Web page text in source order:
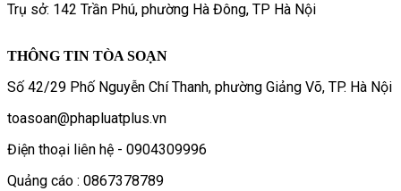
Trụ sở: 142 Trần Phú, phường Hà Đông, TP Hà Nội
THÔNG TIN TÒA SOẠN
Số 42/29 Phố Nguyễn Chí Thanh, phường Giảng Võ, TP. Hà Nội
toasoan@phapluatplus.vn
Điện thoại liên hệ - 0904309996
Quảng cáo : 0867378789